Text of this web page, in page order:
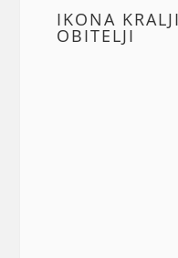
IKONA
OBITELJI